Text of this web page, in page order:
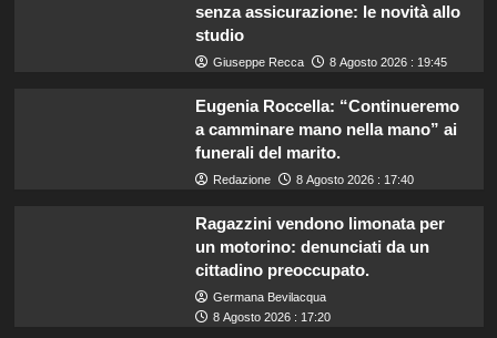
senza assicurazione: le novità allo
studio
Giuseppe Recca 8 Agosto 2026 : 19:45
Eugenia Roccella: “Continueremo
a camminare mano nella mano” ai
funerali del marito.
Redazione 8 Agosto 2026 : 17:40
Ragazzini vendono limonata per
un motorino: denunciati da un
cittadino preoccupato.
Germana Bevilacqua
8 Agosto 2026 : 17:20